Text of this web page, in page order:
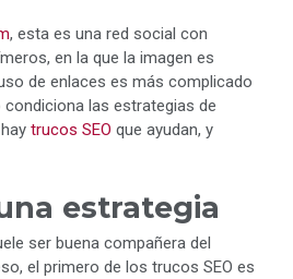
, esta es una red social con
en la que la imagen es
de enlaces es más complicado
las estrategias de
trucos SEO que ayudan, y
estrategia
ser buena compañera del
el primero de los trucos SEO es